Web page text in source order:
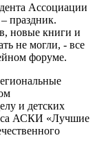
Ассоциации
праздник.
новые книги и
не могли, - все
форуме.
и детских
АСКИ «Лучшие